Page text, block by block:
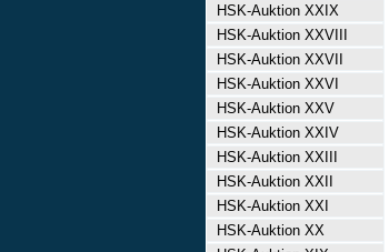
HSK-Auktion XXIX
HSK-Auktion XXVIII
HSK-Auktion XXVII
HSK-Auktion XXVI
HSK-Auktion XXV
HSK-Auktion XXIV
HSK-Auktion XXIII
HSK-Auktion XXII
HSK-Auktion XXI
HSK-Auktion XX